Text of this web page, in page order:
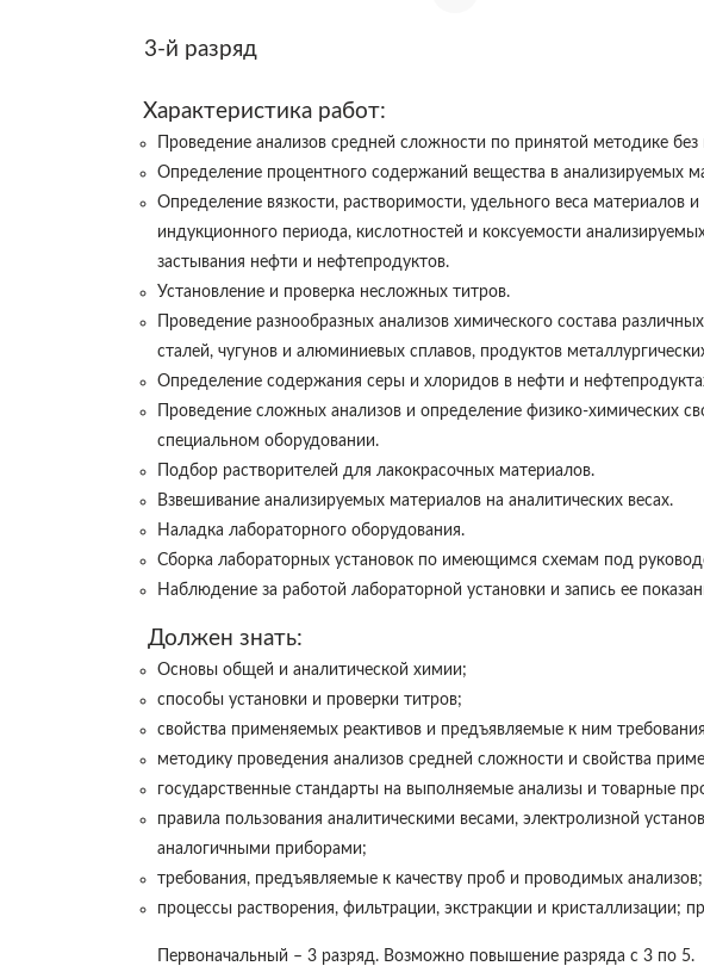
3-й разряд
Характеристика работ:
Проведение анализов средней сложности по принятой методике
Определение процентного содержаний вещества в анализируемых
Определение вязкости, растворимости, удельного веса материалов
индукционного периода, кислотностей и коксуемости
застывания нефти и нефтепродуктов.
Установление и проверка несложных титров.
Проведение разнообразных анализов химического состава
сталей, чугунов и алюминиевых сплавов, продуктов
Определение содержания серы и хлоридов в нефти и
Проведение сложных анализов и определение физико-химических
специальном оборудовании.
Подбор растворителей для лакокрасочных материалов.
Взвешивание анализируемых материалов на аналитических весах.
Наладка лабораторного оборудования.
Сборка лабораторных установок по имеющимся схемам под
Наблюдение за работой лабораторной установки и запись ее
Должен знать:
Основы общей и аналитической химии;
способы установки и проверки титров;
свойства применяемых реактивов и предъявляемые к ним
методику проведения анализов средней сложности и свойства
государственные стандарты на выполняемые анализы и товарные
правила пользования аналитическими весами, электролизной
аналогичными приборами;
требования, предъявляемые к качеству проб и проводимых анализов;
процессы растворения, фильтрации, экстракции и кристаллизации;
Первоначальный – 3 разряд. Возможно повышение разряда с 3 по 5.